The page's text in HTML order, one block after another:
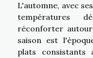
L'automne, avec
températures
réconforter
saison est
plats consistants